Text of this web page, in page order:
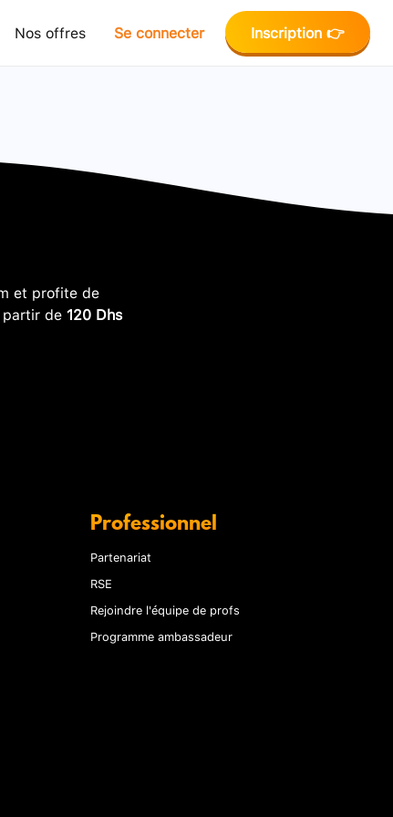
Nos offres Se connecter Inscription 👉
et profite de
de 120 Dhs
Professionnel
Partenariat
RSE
Rejoindre l'équipe de profs
Programme ambassadeur